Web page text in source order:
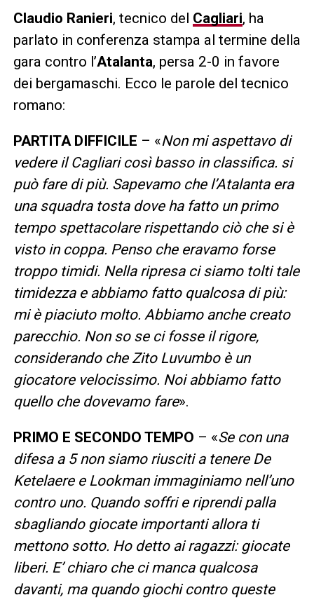
Claudio Ranieri, tecnico del Cagliari, ha
parlato in conferenza stampa al termine della
gara contro l’Atalanta, persa 2-0 in favore
dei bergamaschi. Ecco le parole del tecnico
romano:
PARTITA DIFFICILE – «Non mi aspettavo di
vedere il Cagliari così basso in classifica. si
può fare di più. Sapevamo che l’Atalanta era
una squadra tosta dove ha fatto un primo
tempo spettacolare rispettando ciò che si è
visto in coppa. Penso che eravamo forse
troppo timidi. Nella ripresa ci siamo tolti tale
timidezza e abbiamo fatto qualcosa di più:
mi è piaciuto molto. Abbiamo anche creato
parecchio. Non so se ci fosse il rigore,
considerando che Zito Luvumbo è un
giocatore velocissimo. Noi abbiamo fatto
quello che dovevamo fare».
PRIMO E SECONDO TEMPO – «Se con una
difesa a 5 non siamo riusciti a tenere De
Ketelaere e Lookman immaginiamo nell’uno
contro uno. Quando soffri e riprendi palla
sbagliando giocate importanti allora ti
mettono sotto. Ho detto ai ragazzi: giocate
liberi. E’ chiaro che ci manca qualcosa
davanti, ma quando giochi contro queste